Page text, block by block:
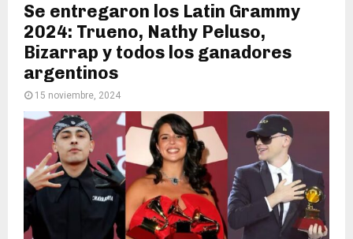
Se entregaron los Latin Grammy
2024: Trueno, Nathy Peluso,
Bizarrap y todos los ganadores
argentinos
15 noviembre, 2024